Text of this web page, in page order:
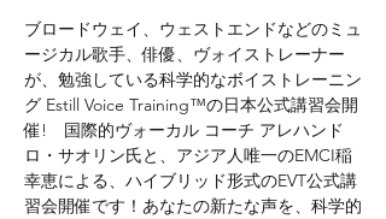
ブロードウェイ、ウェストエンドなどのミュ
ージカル歌手、俳優、ヴォイストレーナー
が、勉強している科学的なボイストレーニン
グ Estill Voice Training™の日本公式講習会開
催!　国際的ヴォーカル コーチ アレハンド
ロ・サオリン氏と、アジア人唯一のEMCI稲
幸恵による、ハイブリッド形式のEVT公式講
習会開催です！あなたの新たな声を、科学的